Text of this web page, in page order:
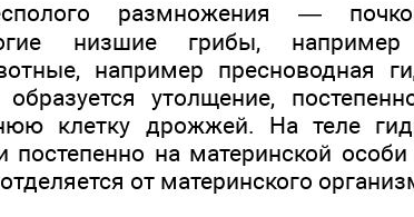
размножения —
низшие грибы,
например пресноводная
утолщение,
клетку дрожжей. На теле
постепенно на материнской
от материнского